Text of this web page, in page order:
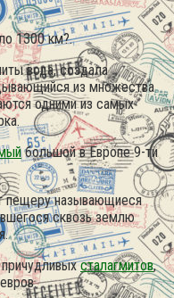
1300 км?.
вода, создала
из множества
одними из самых
большой в Европе 9-ти
пещеру называющиеся
сквозь землю
сталагмитов,